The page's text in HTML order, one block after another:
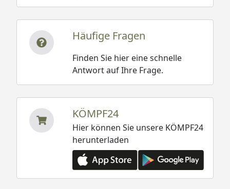
Häufige Fragen
Finden Sie hier eine schnelle
Antwort auf Ihre Frage.
KÖMPF24
Hier können Sie unsere KÖMPF24
herunterladen